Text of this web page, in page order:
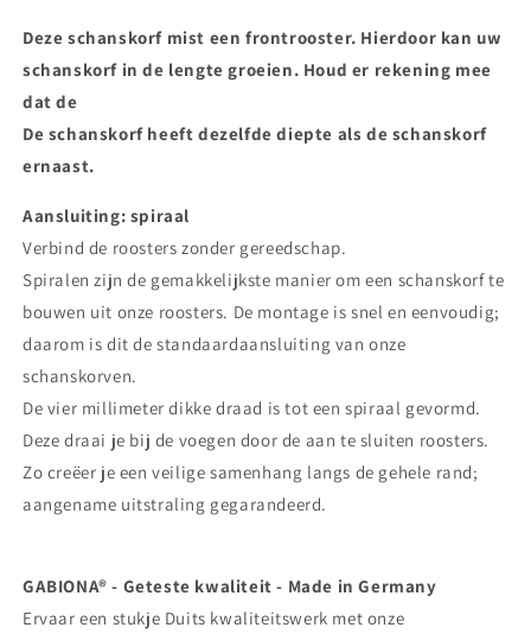
Deze schanskorf mist een frontrooster. Hierdoor kan uw
schanskorf in de lengte groeien. Houd er rekening mee
dat de
De schanskorf heeft dezelfde diepte als de schanskorf
ernaast.
Aansluiting: spiraal
Verbind de roosters zonder gereedschap.
Spiralen zijn de gemakkelijkste manier om een ​​schanskorf te
bouwen uit onze roosters. De montage is snel en eenvoudig;
daarom is dit de standaardaansluiting van onze
schanskorven.
De vier millimeter dikke draad is tot een spiraal gevormd.
Deze draai je bij de voegen door de aan te sluiten roosters.
Zo creëer je een veilige samenhang langs de gehele rand;
aangename uitstraling gegarandeerd.
GABIONA® - Geteste kwaliteit - Made in Germany
Ervaar een stukje Duits kwaliteitswerk met onze